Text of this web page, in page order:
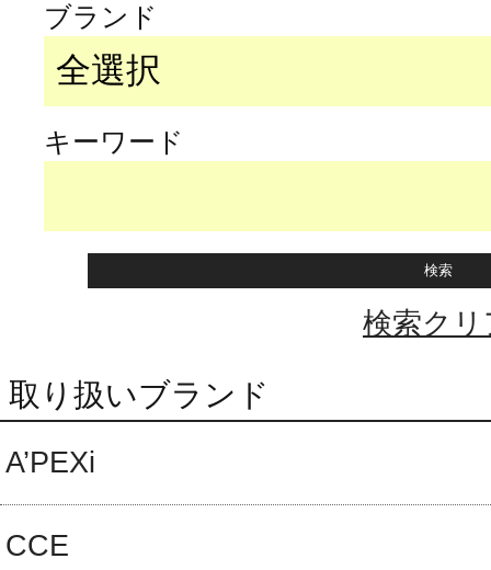
ブランド
キーワード
検索クリ
取り扱いブランド
A’PEXi
CCE